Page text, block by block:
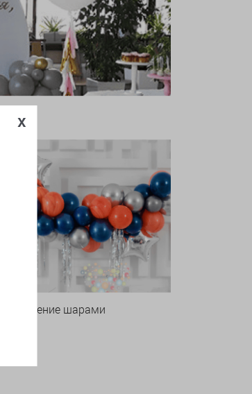
Оформление шарами
x